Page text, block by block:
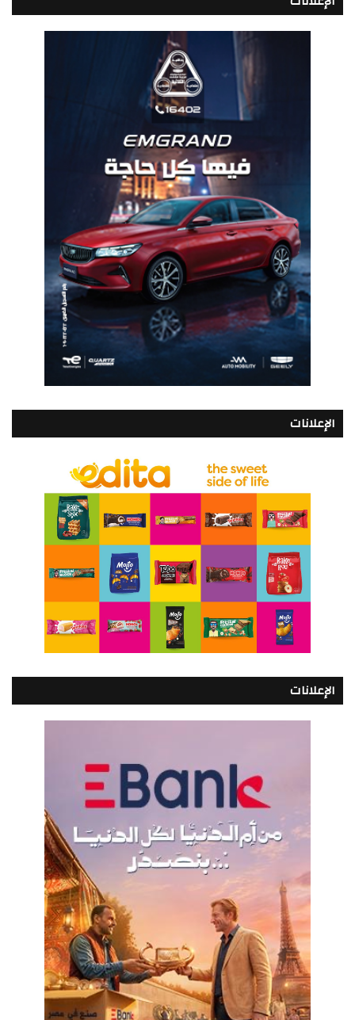
الإعلانات
الإعلانات